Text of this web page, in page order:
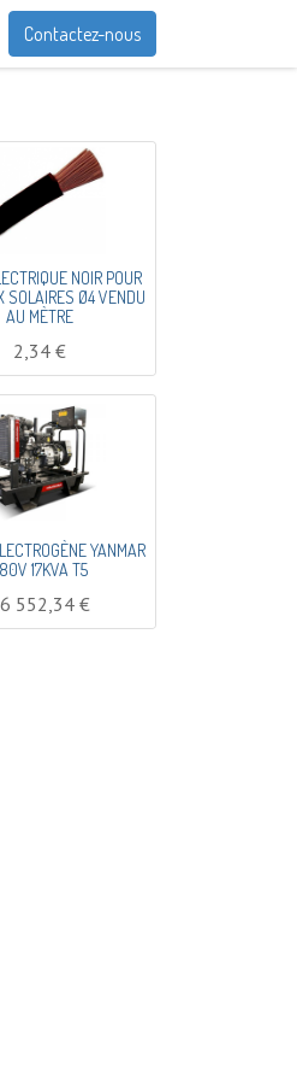
Contactez-nous
NOIR POUR
SOLAIRES Ø4 VENDU
AU MÈTRE
2,34€
YANMAR
17KVA T5
552,34€